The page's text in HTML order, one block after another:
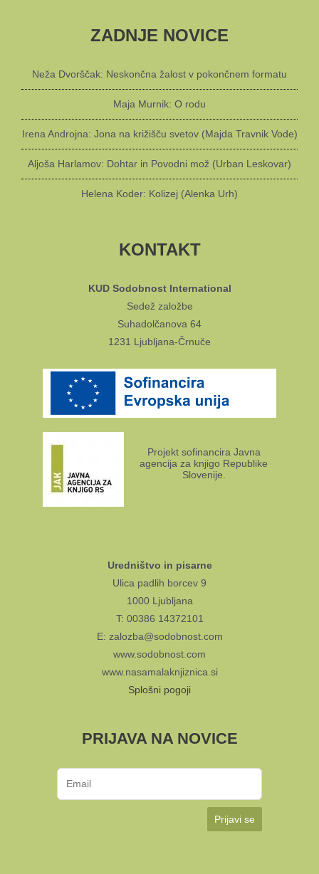
ZADNJE NOVICE
Neža Dvorščak: Neskončna žalost v pokončnem formatu
Maja Murnik: O rodu
Irena Androjna: Jona na križišču svetov (Majda Travnik Vode)
Aljoša Harlamov: Dohtar in Povodni mož (Urban Leskovar)
Helena Koder: Kolizej (Alenka Urh)
KONTAKT
KUD Sodobnost International
Sedež založbe
Suhadolčanova 64
1231 Ljubljana-Črnuče
Projekt sofinancira Javna
agencija za knjigo Republike
Slovenije.
Uredništvo in pisarne
Ulica padlih borcev 9
1000 Ljubljana
T: 00386 14372101
E: zalozba@sodobnost.com
www.sodobnost.com
www.nasamalaknjiznica.si
Splošni pogoji
PRIJAVA NA NOVICE
Prijavi se